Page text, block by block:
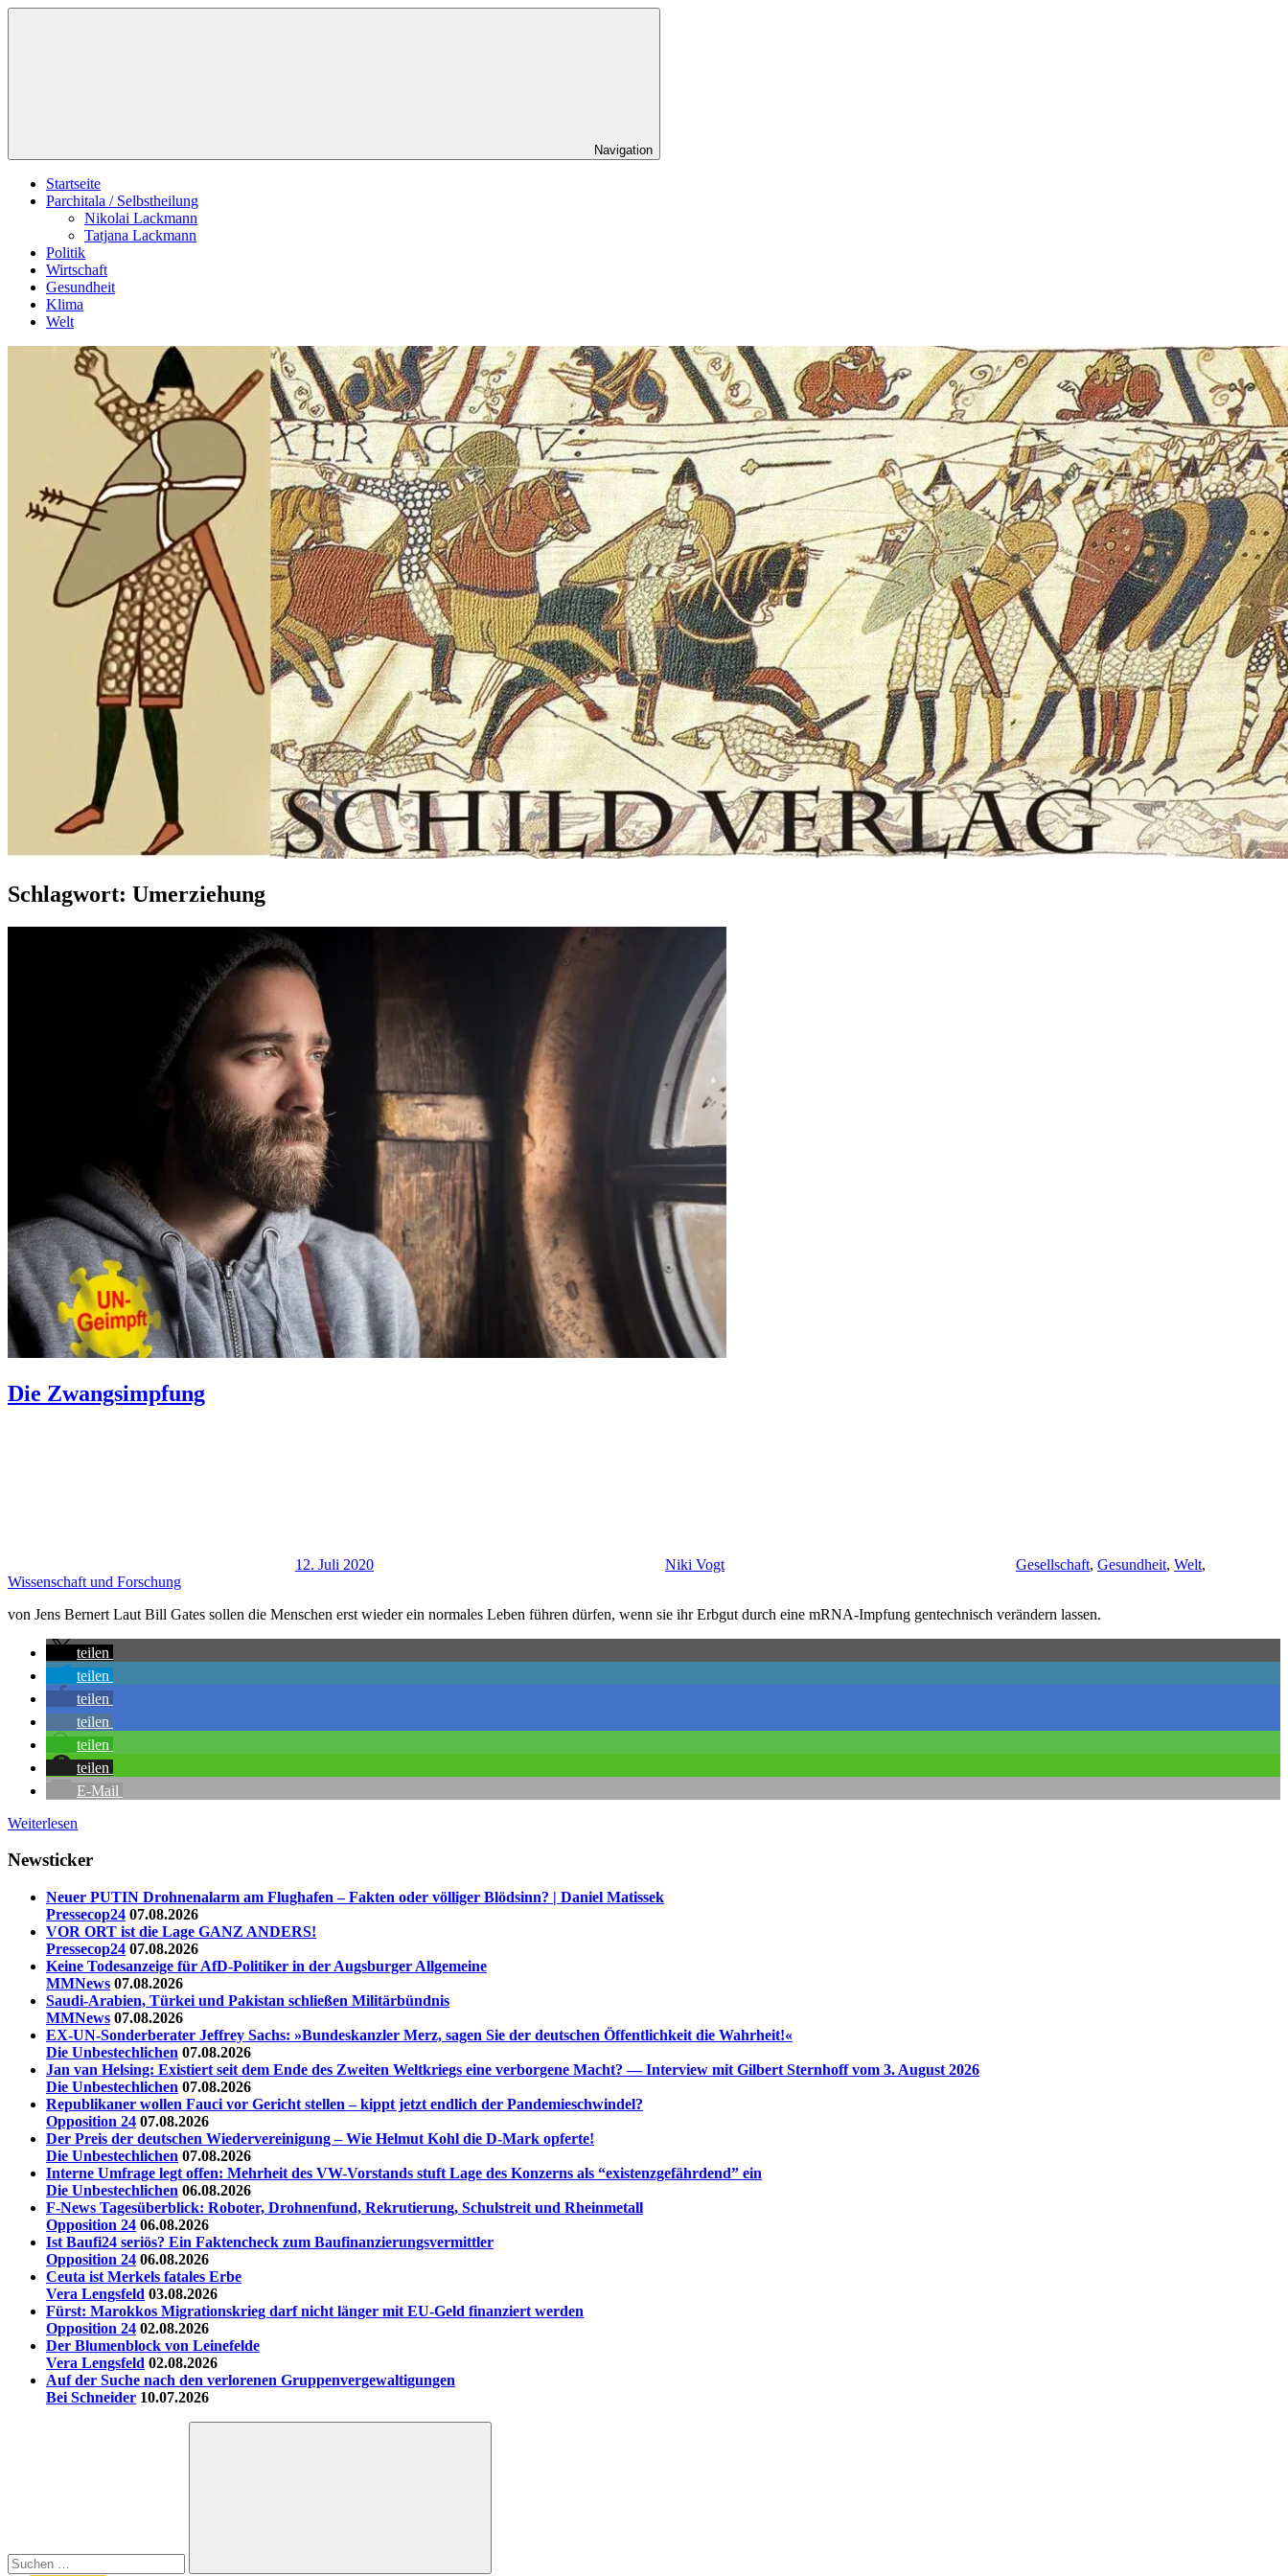
Zum
Navigation
Startseite
Parchitala / Selbstheilung
Nikolai Lackmann
Tatjana Lackmann
Politik
Wirtschaft
Gesundheit
Klima
Welt
Schlagwort: Umerziehung
Die Zwangsimpfung
12. Juli 2020 Niki Vogt Gesellschaft, Gesundheit, Welt,
Wissenschaft und Forschung
von Jens Bernert Laut Bill Gates sollen die Menschen erst wieder ein normales Leben führen dürfen, wenn sie ihr Erbgut durch eine mRNA-Impfung gentechnisch verändern lassen.
teilen
teilen
teilen
teilen
teilen
teilen
E-Mail
Weiterlesen
Newsticker
Neuer PUTIN Drohnenalarm am Flughafen – Fakten oder völliger Blödsinn? | Daniel Matissek
Pressecop24 07.08.2026
VOR ORT ist die Lage GANZ ANDERS!
Pressecop24 07.08.2026
Keine Todesanzeige für AfD-Politiker in der Augsburger Allgemeine
MMNews 07.08.2026
Saudi-Arabien, Türkei und Pakistan schließen Militärbündnis
MMNews 07.08.2026
EX-UN-Sonderberater Jeffrey Sachs: »Bundeskanzler Merz, sagen Sie der deutschen Öffentlichkeit die Wahrheit!«
Die Unbestechlichen 07.08.2026
Jan van Helsing: Existiert seit dem Ende des Zweiten Weltkriegs eine verborgene Macht? — Interview mit Gilbert Sternhoff vom 3. August 2026
Die Unbestechlichen 07.08.2026
Republikaner wollen Fauci vor Gericht stellen – kippt jetzt endlich der Pandemieschwindel?
Opposition 24 07.08.2026
Der Preis der deutschen Wiedervereinigung – Wie Helmut Kohl die D‑Mark opferte!
Die Unbestechlichen 07.08.2026
Interne Umfrage legt offen: Mehrheit des VW-Vorstands stuft Lage des Konzerns als “existenzgefährdend” ein
Die Unbestechlichen 06.08.2026
F-News Tagesüberblick: Roboter, Drohnenfund, Rekrutierung, Schulstreit und Rheinmetall
Opposition 24 06.08.2026
Ist Baufi24 seriös? Ein Faktencheck zum Baufinanzierungsvermittler
Opposition 24 06.08.2026
Ceuta ist Merkels fatales Erbe
Vera Lengsfeld 03.08.2026
Fürst: Marokkos Migrationskrieg darf nicht länger mit EU-Geld finanziert werden
Opposition 24 02.08.2026
Der Blumenblock von Leinefelde
Vera Lengsfeld 02.08.2026
Auf der Suche nach den verlorenen Gruppenvergewaltigungen
Bei Schneider 10.07.2026